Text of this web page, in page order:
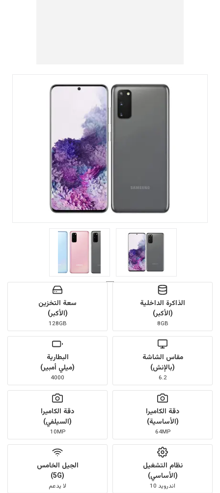
الذاكرة الداخلية
(الأكبر)
8GB
سعة التخزين
(الأكبر)
128GB
مقاس الشاشة
(بالإنش)
6.2
البطارية
(ميلي أمبير)
4000
دقة الكاميرا
(الأساسية)
64MP
دقة الكاميرا
(السيلفي)
10MP
نظام التشغيل
(الأساسي)
اندرويد 10
الجيل الخامس
(5G)
لا يدعم